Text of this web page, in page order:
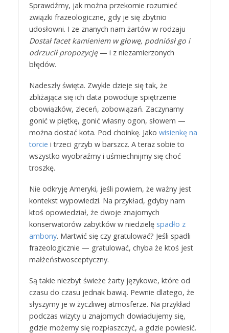
Sprawdźmy, jak można przekornie rozumieć
związki frazeologiczne, gdy je się zbytnio
udosłowni. I ze znanych nam żartów w rodzaju
Dostał facet kamieniem w głowę, podniósł go i
odrzucił propozycję— i z niezamierzonych
błędów.
Nadeszły święta. Zwykle dzieje się tak, że
zbliżająca się ich data powoduje spiętrzenie
obowiązków, zleceń, zobowiązań. Zaczynamy
gonić w piętkę, gonić własny ogon, słowem —
można dostać kota. Pod choinkę. Jako wisienkę na
torcie i trzeci grzyb w barszcz. A teraz sobie to
wszystko wyobraźmy i uśmiechnijmy się choć
troszkę.
Nie odkryję Ameryki, jeśli powiem, że ważny jest
kontekst wypowiedzi. Na przykład, gdyby nam
ktoś opowiedział, że dwoje znajomych
konserwatorów zabytków w niedzielę spadło z
ambony. Martwić się czy gratulować? Jeśli spadli
frazeologicznie — gratulować, chyba że ktoś jest
małżeństwosceptyczny.
Są takie niezbyt świeże żarty językowe, które od
czasu do czasu jednak bawią. Pewnie dlatego, że
słyszymy je w życzliwej atmosferze. Na przykład
podczas wizyty u znajomych dowiadujemy się,
gdzie możemy się rozpłaszczyć, a gdzie powiesić.